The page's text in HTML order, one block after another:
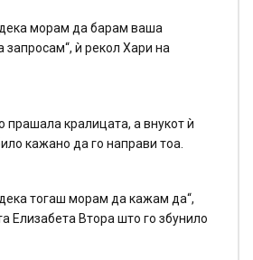
морам да барам ваша
запросам“, ѝ рекол Хари на
прашала кралицата, а внукот ѝ
кажано да го направи тоа.
тогаш морам да кажам да“,
Елизабета Втора што го збунило